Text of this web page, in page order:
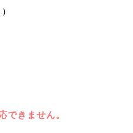
できません。